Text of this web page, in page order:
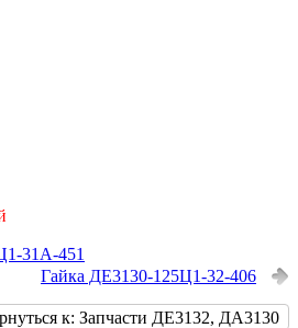
31А-451
Гайка ДЕ3130-125Ц1-32-406
к: Запчасти ДЕ3132, ДА3130